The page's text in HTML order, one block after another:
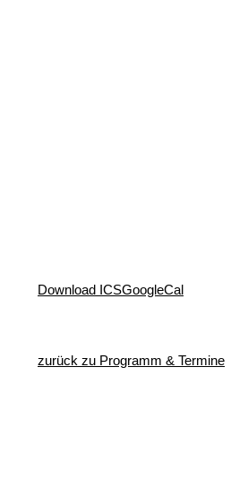
Download ICSGoogleCal
zurück zu Programm & Termine